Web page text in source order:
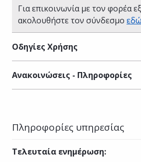
Για επικοινωνία με τον φορέα
ακολουθήστε τον σύνδεσμο εδώ
Οδηγίες Χρήσης
Ανακοινώσεις - Πληροφορίες
Πληροφορίες υπηρεσίας
Τελευταία ενημέρωση: